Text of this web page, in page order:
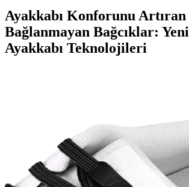
Ayakkabı Konforunu Artıran
Bağlanmayan Bağcıklar:
Ayakkabı Teknolojileri